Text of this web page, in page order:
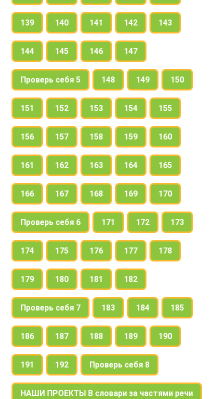
139 140 141 142 143
144 145 146 147
Проверь себя 5 148 149 150
151 152 153 154 155
156 157 158 159 160
161 162 163 164 165
166 167 168 169 170
Проверь себя 6 171 172 173
174 175 176 177 178
179 180 181 182
Проверь себя 7 183 184 185
186 187 188 189 190
191 192 Проверь себя 8
НАШИ ПРОЕКТЫ В словари за частями речи